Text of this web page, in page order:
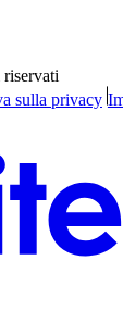
sulla privacy